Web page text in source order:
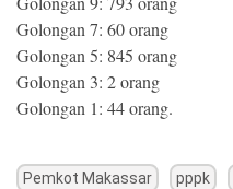
Golongan 7: 60 orang
Golongan 5: 845 orang
Golongan 3: 2 orang
Golongan 1: 44 orang.
Pemkot Makassar pppk